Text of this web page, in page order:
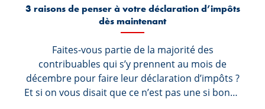
3 raisons de penser à votre déclaration d’impôts
dès maintenant
Faites-vous partie de la majorité des
contribuables qui s’y prennent au mois de
décembre pour faire leur déclaration d’impôts ?
Et si on vous disait que ce n’est pas une si bonne